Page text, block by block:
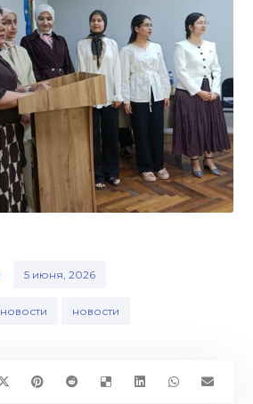
5 июня, 2026
новости новости